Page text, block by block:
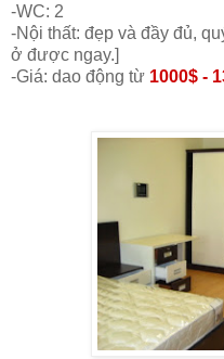
-WC: 2
-Nội thất: đẹp và đầy đủ,
ở được ngay.]
-Giá: dao động từ 1000$ -